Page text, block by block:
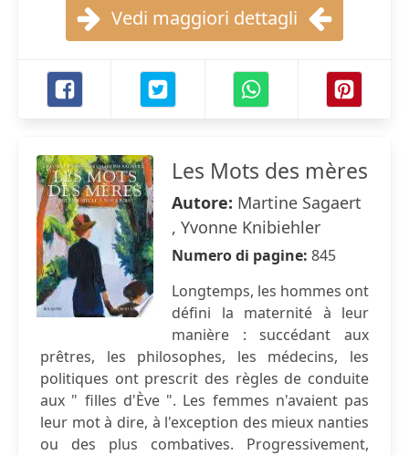
Vedi maggiori dettagli
Les Mots des mères
Autore: Martine Sagaert
, Yvonne Knibiehler
Numero di pagine: 845
Longtemps, les hommes ont
défini la maternité à leur
manière : succédant aux
prêtres, les philosophes, les médecins, les
politiques ont prescrit des règles de conduite
aux " filles d'Ève ". Les femmes n'avaient pas
leur mot à dire, à l'exception des mieux nanties
ou des plus combatives. Progressivement,